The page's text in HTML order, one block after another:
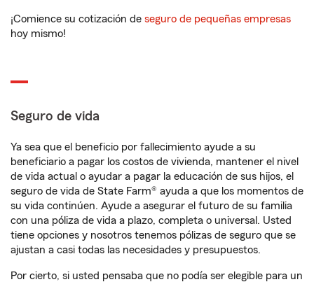
¡Comience su cotización de seguro de pequeñas empresas
hoy mismo!
Seguro de vida
Ya sea que el beneficio por fallecimiento ayude a su
beneficiario a pagar los costos de vivienda, mantener el nivel
de vida actual o ayudar a pagar la educación de sus hijos, el
seguro de vida de State Farm® ayuda a que los momentos de
su vida continúen. Ayude a asegurar el futuro de su familia
con una póliza de vida a plazo, completa o universal. Usted
tiene opciones y nosotros tenemos pólizas de seguro que se
ajustan a casi todas las necesidades y presupuestos.
Por cierto, si usted pensaba que no podía ser elegible para un